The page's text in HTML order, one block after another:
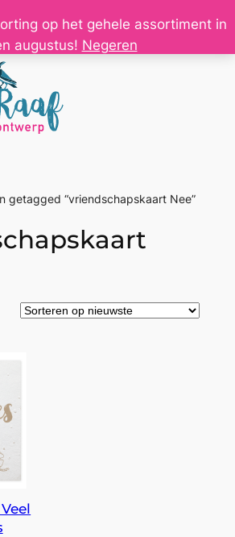
op het gehele assortiment in
augustus! Negeren
getagged “vriendschapskaart Nee”